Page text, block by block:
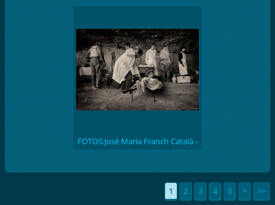
FOTOS:José Maria Franch Català -
1
2 3 4 5 > >>